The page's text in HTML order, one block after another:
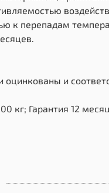
к перепадам
и
кг; Гарантия 12